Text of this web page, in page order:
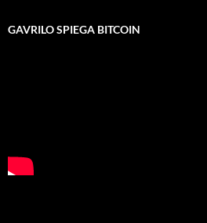
GAVRILO SPIEGA BITCOIN